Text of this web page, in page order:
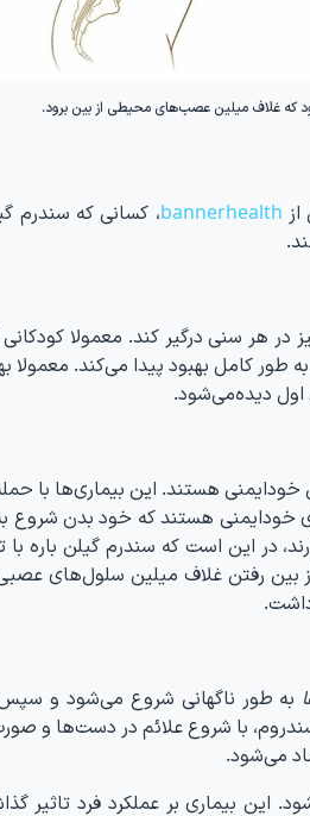
که غلاف میلین عصب‌های محیطی از بین برود.
bannerhealth، کسانی که سندرم
طور کامل بهبود پیدا می‌کند. معمولا
اول دیده‌می‌شود.
خودایمنی هستند. این بیماری‌ها با
خودایمنی هستند که خود بدن شروع
در این است که سندرم گیلن باره
بین رفتن غلاف میلین سلول‌های
به طور ناگهانی شروع می‌شود و
با شروع علائم در دست‌‌ها و
می‌شود.
بیماری بر عملکرد فرد تاثیر